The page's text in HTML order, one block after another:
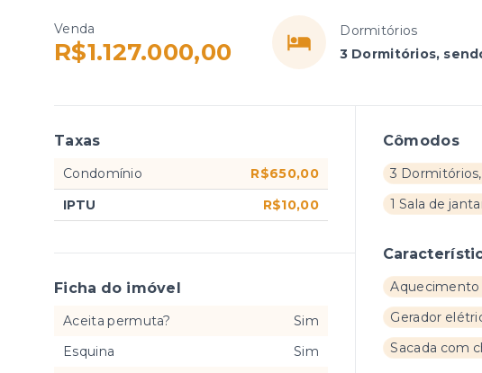
Venda
R$1.127.000,00
Dormitórios
3 Dormitórios,
Cômodos
3
1 Sala de
Aquecimento
Gerador
Sacada com
Taxas
Condomínio
R$650,00
IPTU
R$10,00
Ficha do imóvel
Aceita permuta?
Sim
Esquina
Sim